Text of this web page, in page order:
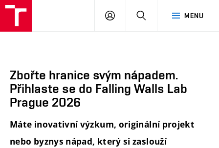
MENU
PŘIHLÁSIT
Zbořte hranice svým nápadem.
Přihlaste se do Falling Walls Lab
Prague 2026
Máte inovativní výzkum, originální projekt
nebo byznys nápad, který si zaslouží